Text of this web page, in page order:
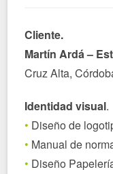
Cliente.
Martín Ardá –
Cruz Alta,
Identidad visual.
• Diseño de
• Manual de
• Diseño